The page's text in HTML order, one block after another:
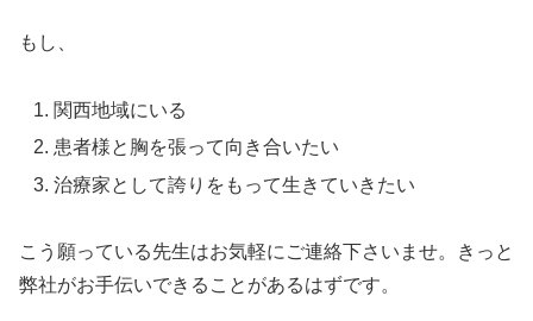
もし、
関西地域にいる
患者様と胸を張って向き合いたい
治療家として誇りをもって生きていきたい
こう願っている先生はお気軽にご連絡下さいませ。きっと
弊社がお手伝いできることがあるはずです。